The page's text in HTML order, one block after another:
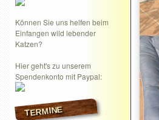
Können Sie uns helfen beim
Einfangen wild lebender
Katzen?
Hier geht's zu unserem
Spendenkonto mit Paypal:
TERMINE